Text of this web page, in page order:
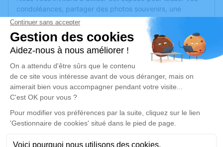
condoléances, partager des photos souvenirs, une
anecdote ou exprimer vos pensées à travers des poèmes
ou des textes. Cet endroit est un lieu d'expression dédié à
honorer la mémoire d’Odile FORNARA.
Un service de plantation d’arbre hommage estdisponible
vendredi 02 février 2024 à 14h30